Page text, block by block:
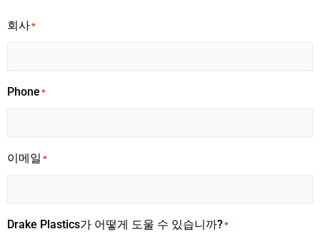
회사*
Phone *
이메일 *
Drake Plastics가 어떻게 도울 수 있습니까?*